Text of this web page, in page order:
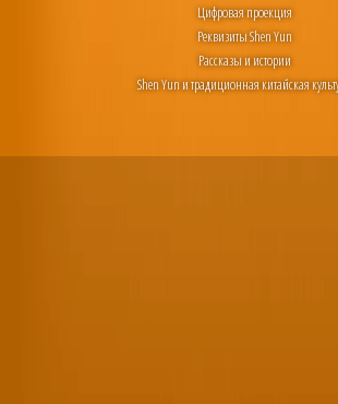
Цифровая проекция
Реквизиты Shen Yun
Рассказы и истории
Shen Yun и традиционная китайская